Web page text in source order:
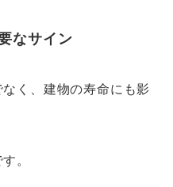
なサイン
く、建物の寿命にも影
。